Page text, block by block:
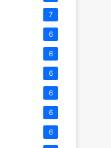
7
6
6
6
6
6
6